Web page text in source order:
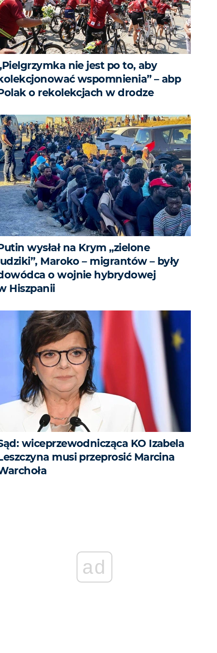
nie jest po to, aby
wspomnienia” – abp
o rekolekcjach w drodze
wysłał na Krym „zielone
Maroko – migrantów – były
o wojnie hybrydowej
Hiszpanii
wiceprzewodnicząca KO Izabela
musi przeprosić Marcina
ad